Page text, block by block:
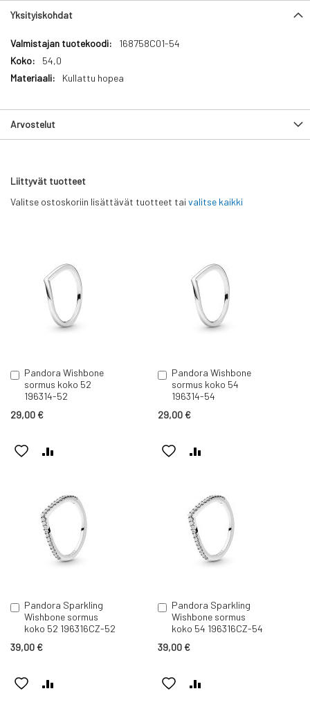
Yksityiskohdat
Yksityiskohdat
168758C01-54
54,0
Kullattu hopea
Arvostelut
Liittyvät tuotteet
Valitse ostoskoriin lisättävät tuotteet tai valitse kaikki
Pandora Wishbone
sormus koko 52
196314-52
29,00 €
Lisää
ostoskoriin
LISÄÄ
Pandora Wishbone
sormus koko 54
196314-54
29,00 €
Lisää
ostoskoriin
LISÄÄ
Pandora Sparkling
Wishbone sormus
koko 52 196316CZ-52
39,00 €
Lisää
ostoskoriin
LISÄÄ
Pandora Sparkling
Wishbone sormus
koko 54 196316CZ-54
39,00 €
Lisää
ostoskoriin
LISÄÄ